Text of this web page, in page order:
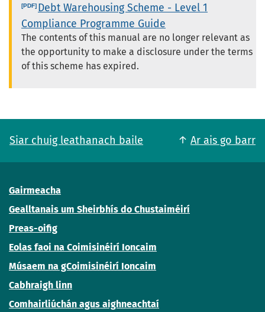
Debt Warehousing Scheme - Level 1
Compliance Programme Guide
The contents of this manual are no longer relevant as
the opportunity to make a disclosure under the terms
of this scheme has expired.
Siar chuig leathanach baile Ar ais go barr
Gairmeacha
Gealltanais um Sheirbhís do Chustaiméirí
Preas-oifig
Eolas faoi na Coimisinéirí Ioncaim
Músaem na gCoimisinéirí Ioncaim
Cabhraigh linn
Comhairliúchán agus aighneachtaí